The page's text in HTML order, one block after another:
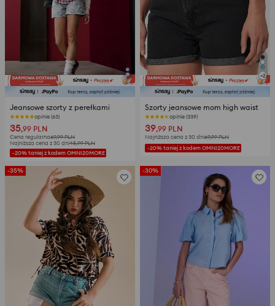
Jeansowe szorty z perełkami
opinie (63)
35,99 PLN
Cena regularna69,99PLN
Najniższa cena z 30 dni45,99PLN
-20% taniej z kodem OMNI20MORE
+2
Szorty jeansowe mom high waist
opinie (339)
39,99 PLN
Najniższa cena z 30 dni69,99PLN
-20% taniej z kodem OMNI20MORE
-35% -30%